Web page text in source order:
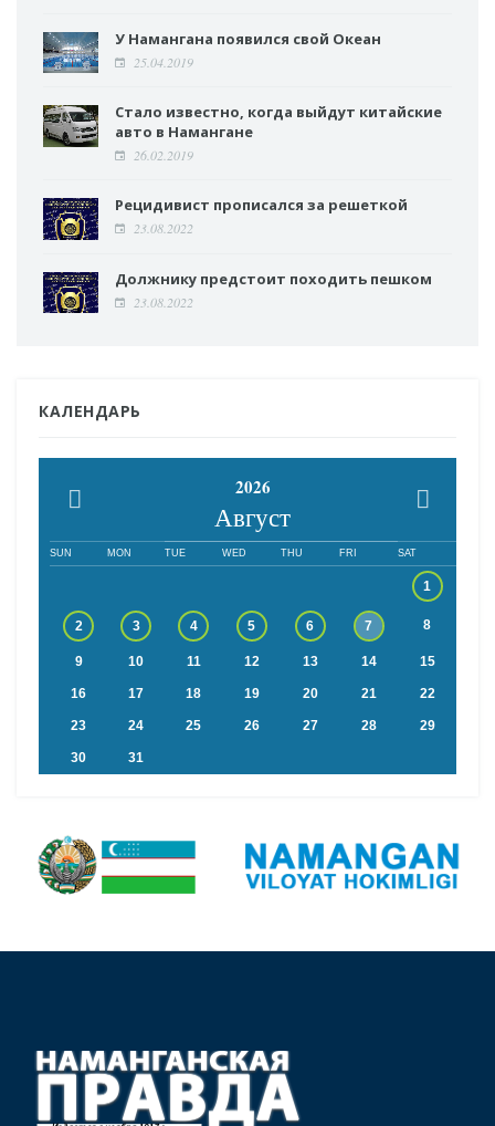
У Намангана появился свой Океан
25.04.2019
Стало известно, когда выйдут китайские
авто в Намангане
26.02.2019
Рецидивист прописался за решеткой
23.08.2022
Должнику предстоит походить пешком
23.08.2022
КАЛЕНДАРЬ
2026
Август
SUN MON TUE WED THU FRI SAT
1
2 3 4 5 6 7 8
9 10 11 12 13 14 15
16 17 18 19 20 21 22
23 24 25 26 27 28 29
30 31